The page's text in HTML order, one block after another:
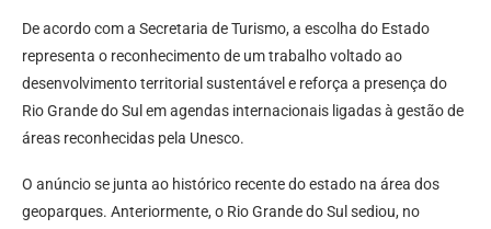
De acordo com a Secretaria de Turismo, a escolha do Estado
representa o reconhecimento de um trabalho voltado ao
desenvolvimento territorial sustentável e reforça a presença do
Rio Grande do Sul em agendas internacionais ligadas à gestão de
áreas reconhecidas pela Unesco.
O anúncio se junta ao histórico recente do estado na área dos
geoparques. Anteriormente, o Rio Grande do Sul sediou, no